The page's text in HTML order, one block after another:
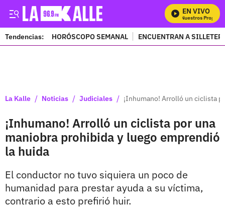
EN VIVO
Mira Todos Nuestros
Tendencias: HORÓSCOPO SEMANAL ENCUENTRAN A
La Kalle / Noticias / Judiciales / ¡Inhumano! Arrolló un ciclista
¡Inhumano! Arrolló un ciclista por una
maniobra prohibida y luego emprendió
la huida
El conductor no tuvo siquiera un poco de
humanidad para prestar ayuda a su víctima,
contrario a esto prefirió huir.